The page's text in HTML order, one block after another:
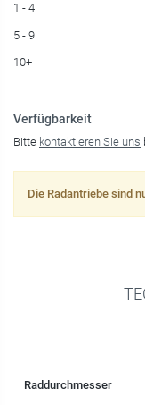
1 - 4
5 - 9
10+
Verfügbarkeit
Bitte kontaktieren Sie uns
Die Radantriebe sind
Raddurchmesser